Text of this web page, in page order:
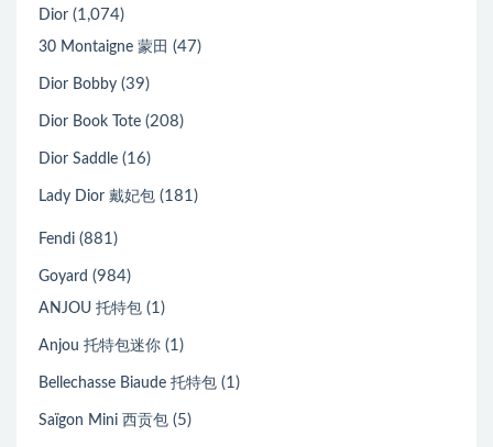
Dior (1,074)
30 Montaigne 蒙田 (47)
Dior Bobby (39)
Dior Book Tote (208)
Dior Saddle (16)
Lady Dior 戴妃包 (181)
Fendi (881)
Goyard (984)
ANJOU 托特包 (1)
Anjou 托特包迷你 (1)
Bellechasse Biaude 托特包 (1)
Saïgon Mini 西贡包 (5)